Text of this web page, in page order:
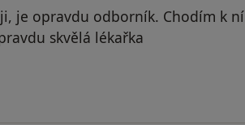
je opravdu odborník. Chodím k ní
skvělá lékařka